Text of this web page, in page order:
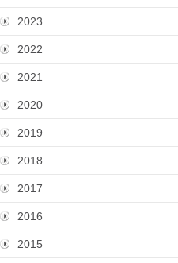
2023
2022
2021
2020
2019
2018
2017
2016
2015